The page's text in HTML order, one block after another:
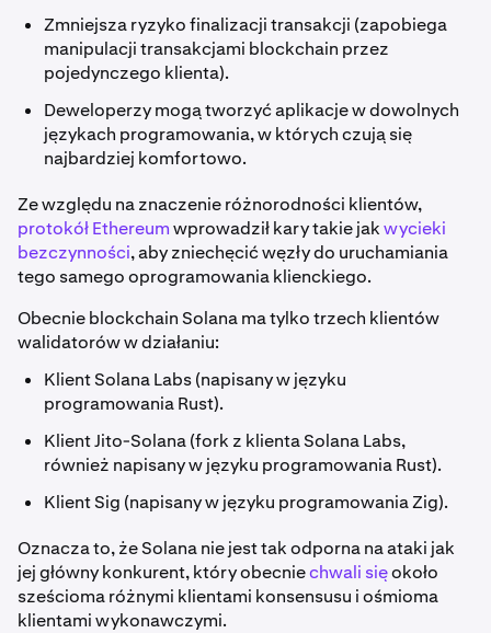
Zmniejsza ryzyko finalizacji transakcji (zapobiega
manipulacji transakcjami blockchain przez
pojedynczego klienta).
Deweloperzy mogą tworzyć aplikacje w dowolnych
językach programowania, w których czują się
najbardziej komfortowo.
Ze względu na znaczenie różnorodności klientów,
protokół Ethereumwprowadził kary takie jakwycieki
bezczynności, aby zniechęcić węzły do uruchamiania
tego samego oprogramowania klienckiego.
Obecnie blockchain Solana ma tylko trzech klientów
walidatorów w działaniu:
Klient Solana Labs (napisany w języku
programowania Rust).
Klient Jito-Solana (fork z klienta Solana Labs,
również napisany w języku programowania Rust).
Klient Sig (napisany w języku programowania Zig).
Oznacza to, że Solana nie jest tak odporna na ataki jak
jej główny konkurent, który obecniechwali sięokoło
sześcioma różnymi klientami konsensusu i ośmioma
klientami wykonawczymi.